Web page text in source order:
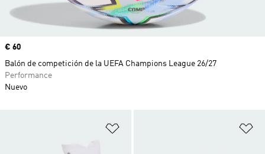
Precio
€ 60
Balón de competición de la UEFA Champions League 26/27
Performance
Nuevo